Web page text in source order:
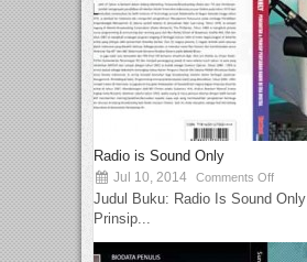
Radio is Sound Only
Jul 10, 2014 Comments Off
Judul Buku: Radio Is Sound
Prinsip...